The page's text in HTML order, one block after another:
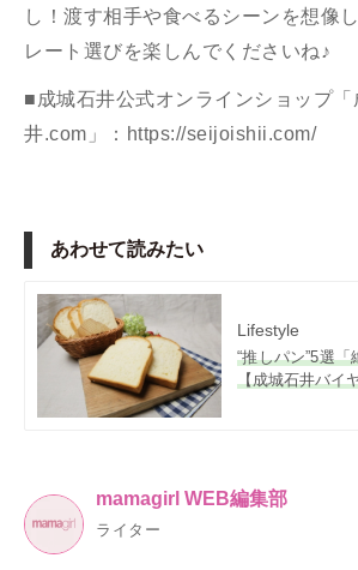
し！渡す相手や食べるシーンを想像
レート選びを楽しんでくださいね♪
■成城石井公式オンラインショップ「
井.com」： https://seijoishii.com/
あわせて読みたい
Lifestyle
“推しパン”5選
【成城石井バイ
mamagirl WEB編集部
ライター